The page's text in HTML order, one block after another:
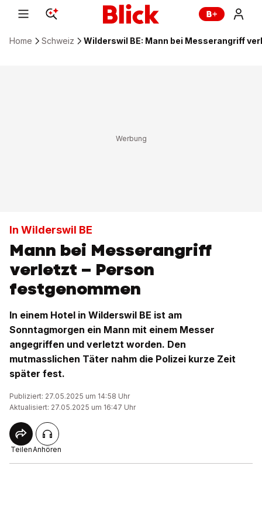
Home Schweiz Wilderswil BE: Mann bei Messerangriff
In Wilderswil BE
Mann bei Messerangriff
verletzt – Person
festgenommen
In einem Hotel in Wilderswil BE ist am
Sonntagmorgen ein Mann mit einem Messer
angegriffen und verletzt worden. Den
mutmasslichen Täter nahm die Polizei kurze Zeit
später fest.
Publiziert: 27.05.2025 um 14:58 Uhr
Aktualisiert: 27.05.2025 um 16:47 Uhr
TeilenAnhören